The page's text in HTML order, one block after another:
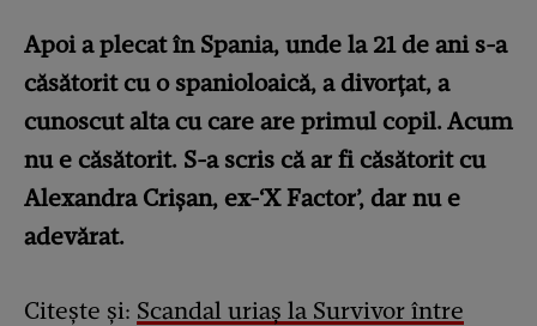
Apoi a plecat în Spania, unde la 21 de ani s-a
căsătorit cu o spanioloaică, a divorţat, a
cunoscut alta cu care are primul copil. Acum
nu e căsătorit. S-a scris că ar fi căsătorit cu
Alexandra Crişan, ex-‘X Factor’, dar nu e
adevărat.
Citește și: Scandal uriaș la Survivor între